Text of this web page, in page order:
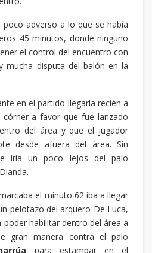
adverso a lo que se había
45 minutos, donde ninguno
el control del encuentro con
mucha disputa del balón en la
en el partido llegaría recién a
a favor que fue lanzado
del área y que el jugador
desde afuera del área. Sin
iría un poco lejos del palo
el minuto 62 iba a llegar
pelotazo del arquero De Luca,
poder habilitar dentro del área a
gran manera contra el palo
para estampar en el